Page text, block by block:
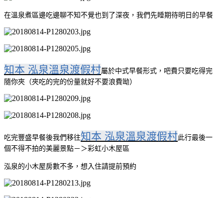
在溫泉煮區邊吃邊聊不知不覺也到了深夜，我們先睡期待明日的早餐
知本 泓泉溫泉渡假村屬於中式早餐形式，吧費只要吃得完
隨你夾（夾吃的完的份量就好不要浪費呦）
吃完豐盛早餐後我們移往知本 泓泉溫泉渡假村此行最後一
個不得不拍的美麗景點－＞彩虹小木屋區
泓泉的小木屋房數不多，想入住請提前預約